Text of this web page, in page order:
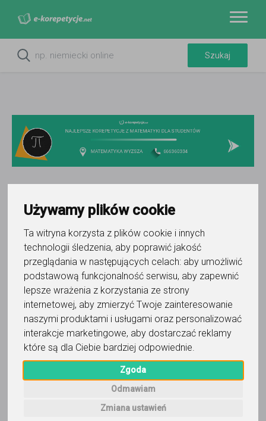
Używamy plików cookie
Ta witryna korzysta z plików cookie i innych
technologii śledzenia, aby poprawić jakość
przeglądania w następujących celach: aby umożliwić
podstawową funkcjonalność serwisu, aby zapewnić
lepsze wrażenia z korzystania ze strony
internetowej, aby zmierzyć Twoje zainteresowanie
naszymi produktami i usługami oraz personalizować
interakcje marketingowe, aby dostarczać reklamy
które są dla Ciebie bardziej odpowiednie.
Zgoda
Odmawiam
Zmiana ustawień
Do ulubionych
Oznacz wystąpienie kontaktu
Łucja Dzidek i zespół
Wyślij wiadomość
Ostatnia aktywność:
7 dni temu
Pokaż